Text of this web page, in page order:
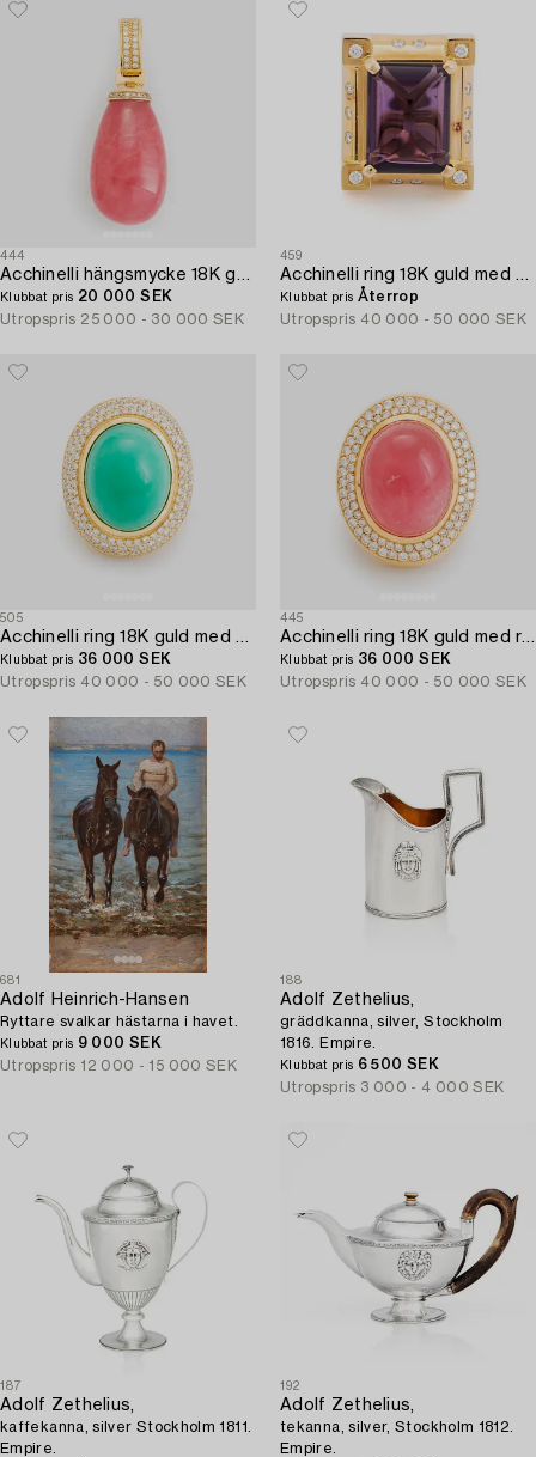
444
Acchinelli hängsmycke 18K guld med en droppe av rodokrosit och runda briljantslipade diamanter.
Klubbat pris 20 000 SEK
Utropspris 25 000 - 30 000 SEK
459
Acchinelli ring 18K guld med en fasettslipad ametist och runda briljantslipade diamanter.
Klubbat pris Återrop
Utropspris 40 000 - 50 000 SEK
505
Acchinelli ring 18K guld med krysopras och runda briljantslipade diamanter.
Klubbat pris 36 000 SEK
Utropspris 40 000 - 50 000 SEK
445
Acchinelli ring 18K guld med rodokrosit och runda briljantslipade diamanter.
Klubbat pris 36 000 SEK
Utropspris 40 000 - 50 000 SEK
681
Adolf Heinrich-Hansen
Ryttare svalkar hästarna i havet.
Klubbat pris 9 000 SEK
Utropspris 12 000 - 15 000 SEK
188
Adolf Zethelius,
gräddkanna, silver, Stockholm
1816. Empire.
Klubbat pris 6 500 SEK
Utropspris 3 000 - 4 000 SEK
187
Adolf Zethelius,
kaffekanna, silver Stockholm 1811.
Empire.
192
Adolf Zethelius,
tekanna, silver, Stockholm 1812.
Empire.